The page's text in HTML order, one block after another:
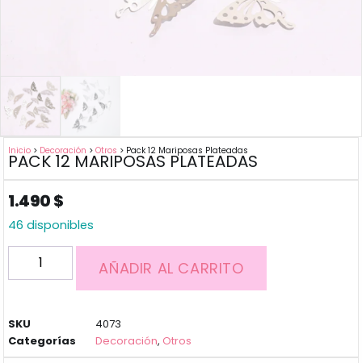
Inicio > Decoración >Otros > Pack 12 Mariposas Plateadas
PACK 12 MARIPOSAS PLATEADAS
1.490$
46 disponibles
AÑADIR AL CARRITO
SKU
4073
Categorías
Decoración, Otros